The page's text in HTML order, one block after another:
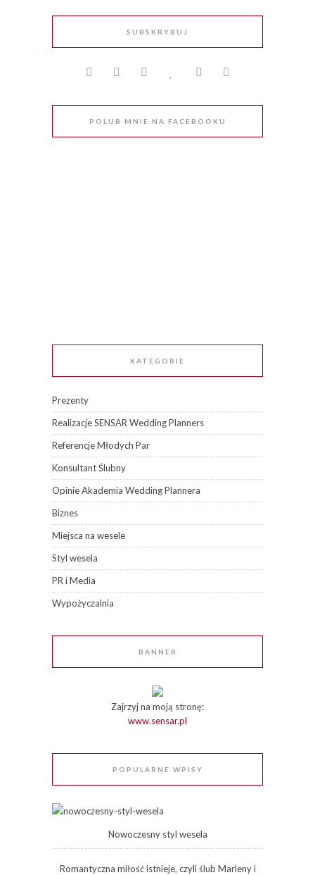
SUBSKRYBUJ
POLUB MNIE NA FACEBOOKU
KATEGORIE
Prezenty
Realizacje SENSAR Wedding Planners
Referencje Młodych Par
Konsultant Ślubny
Opinie Akademia Wedding Plannera
Biznes
Miejsca na wesele
Styl wesela
PR i Media
Wypożyczalnia
BANNER
Zajrzyj na moją stronę:
www.sensar.pl
POPULARNE WPISY
Nowoczesny styl wesela
Romantyczna miłość istnieje, czyli ślub Marleny i